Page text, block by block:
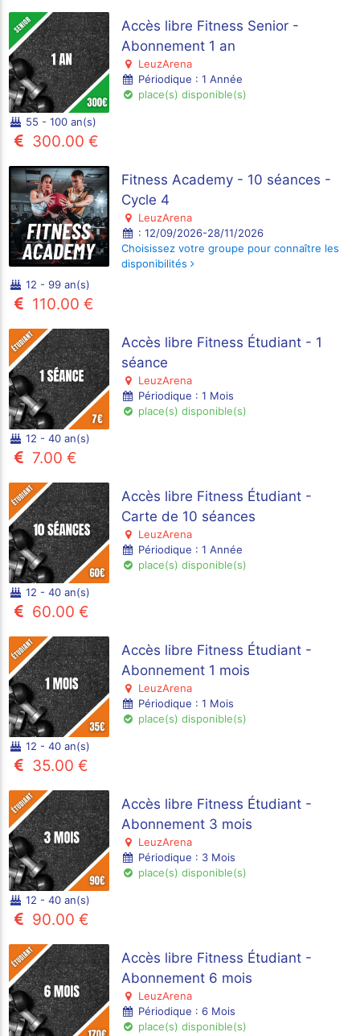
Accès libre Fitness Senior -
Abonnement 1 an
LeuzArena
Périodique : 1 Année
place(s) disponible(s)
55 - 100 an(s)
300.00 €
Fitness Academy - 10 séances -
Cycle 4
LeuzArena
: 12/09/2026-28/11/2026
Choisissez votre groupe pour connaître les
disponibilités
12 - 99 an(s)
110.00 €
Accès libre Fitness Étudiant - 1
séance
LeuzArena
Périodique : 1 Mois
place(s) disponible(s)
12 - 40 an(s)
7.00 €
Accès libre Fitness Étudiant -
Carte de 10 séances
LeuzArena
Périodique : 1 Année
place(s) disponible(s)
12 - 40 an(s)
60.00 €
Accès libre Fitness Étudiant -
Abonnement 1 mois
LeuzArena
Périodique : 1 Mois
place(s) disponible(s)
12 - 40 an(s)
35.00 €
Accès libre Fitness Étudiant -
Abonnement 3 mois
LeuzArena
Périodique : 3 Mois
place(s) disponible(s)
12 - 40 an(s)
90.00 €
Accès libre Fitness Étudiant -
Abonnement 6 mois
LeuzArena
Périodique : 6 Mois
place(s) disponible(s)